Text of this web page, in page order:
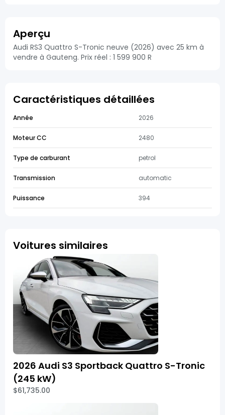
Aperçu
Audi RS3 Quattro S-Tronic neuve (2026) avec 25 km à
vendre à Gauteng. Prix réel : 1 599 900 R
Caractéristiques détaillées
Année 2026
Moteur CC 2480
Type de carburant petrol
Transmission automatic
Puissance 394
Voitures similaires
2026 Audi S3 Sportback Quattro S-Tronic
(245 kW)
$61,735.00